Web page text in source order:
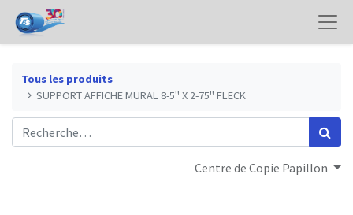
Tous les produits
SUPPORT AFFICHE MURAL 8-5" X 2-75" FLECK
Centre de Copie Papillon